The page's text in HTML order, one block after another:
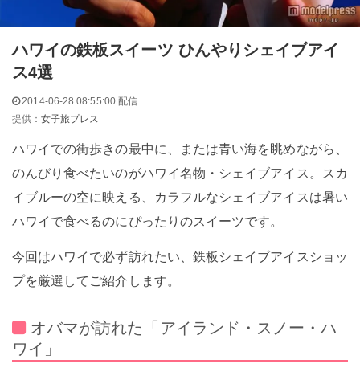
ハワイの鉄板スイーツ ひんやりシェイブアイ
ス4選
2014-06-28 08:55:00 配信
提供：女子旅プレス
ハワイでの街歩きの最中に、または青い海を眺めながら、
のんびり食べたいのがハワイ名物・シェイブアイス。スカ
イブルーの空に映える、カラフルなシェイブアイスは暑い
ハワイで食べるのにぴったりのスイーツです。
今回はハワイで必ず訪れたい、鉄板シェイブアイスショッ
プを厳選してご紹介します。
オバマが訪れた「アイランド・スノー・ハ
ワイ」